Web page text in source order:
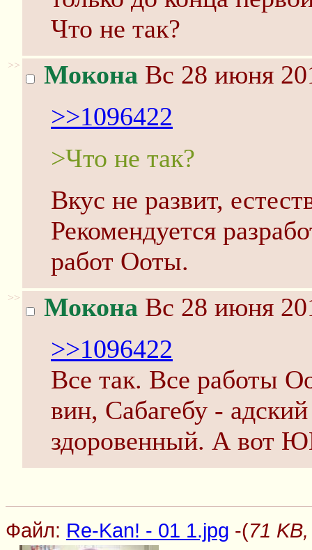
Что не так?
>> Мокона Вс 28 июня
>>1096422
>Что не так?
Вкус не развит,
Рекомендуется
работ Ооты.
>> Мокона Вс 28 июня
>>1096422
Все так. Все работы
вин, Сабагебу -
здоровенный. А вот
Файл: Re-Kan! - 01 1.jpg -(71